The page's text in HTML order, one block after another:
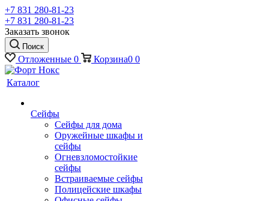
+7 831 280-81-23
+7 831 280-81-23
Заказать звонок
Поиск
Отложенные 0 Корзина0 0
Каталог
Сейфы
Сейфы для дома
Оружейные шкафы и
сейфы
Огневзломостойкие
сейфы
Встраиваемые сейфы
Полицейские шкафы